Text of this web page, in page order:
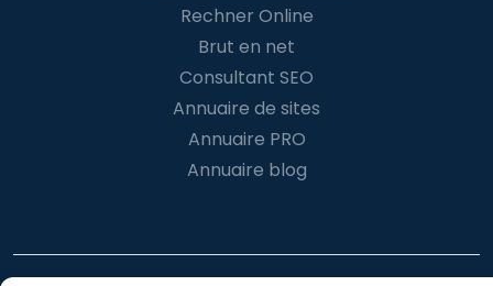
Rechner Online
Brut en net
Consultant SEO
Annuaire de sites
Annuaire PRO
Annuaire blog